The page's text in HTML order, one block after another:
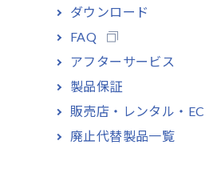
ダウンロード
FAQ
アフターサービス
製品保証
販売店・レンタル・EC
廃止代替製品一覧